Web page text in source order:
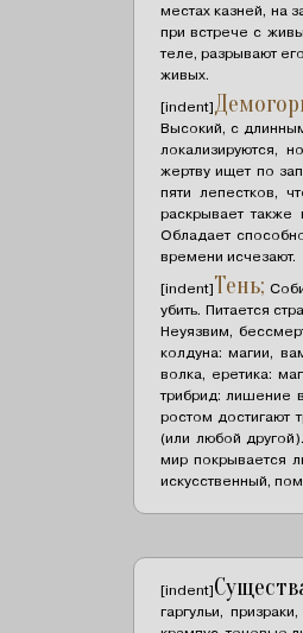
местах казней, на
при встрече с
теле, разрывают
живых.
[indent]
Высокий, с
локализируются,
жертву ищет по
пяти лепестков,
раскрывает
Обладает
времени исчезают.
[indent]Тень;
убить. Питается
Неуязвим,
колдуна: магии,
волка, еретика:
трибрид: лишение
ростом достигают
(или любой
мир покрывается
искусственный,
[indent]
гаргульи,